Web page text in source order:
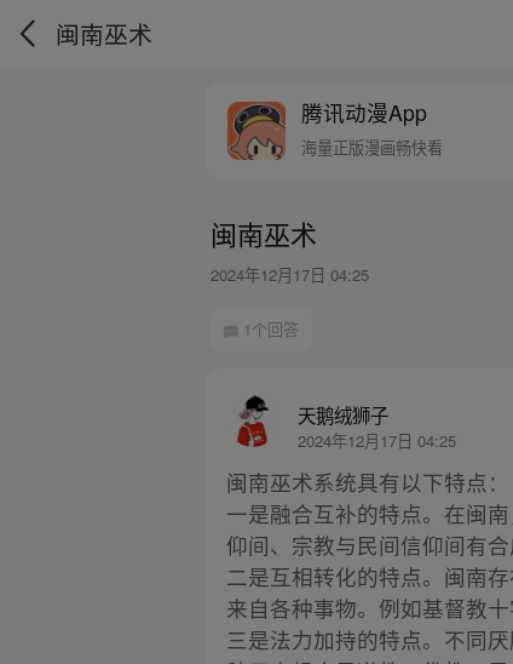
闽南巫术
腾讯动漫App
海量正版漫画畅快看
闽南巫术
2024年12月17日 04:25
1个回答
天鹅绒狮子
2024年12月17日 04:25
闽南巫术系统具有以下特点：
一是融合互补的特点。在闽
仰间、宗教与民间信仰间有
二是互相转化的特点。闽南
来自各种事物。例如基督教
三是法力加持的特点。不同